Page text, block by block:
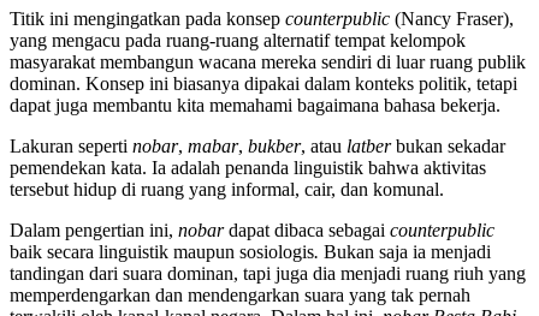
Titik ini mengingatkan pada konsep counterpublic (Nancy Fraser),
yang mengacu pada ruang-ruang alternatif tempat kelompok
masyarakat membangun wacana mereka sendiri di luar ruang publik
dominan. Konsep ini biasanya dipakai dalam konteks politik, tetapi
dapat juga membantu kita memahami bagaimana bahasa bekerja.
Lakuran seperti nobar, mabar, bukber, atau latberbukan sekadar
pemendekan kata. Ia adalah penanda linguistik bahwa aktivitas
tersebut hidup di ruang yang informal, cair, dan komunal.
Dalam pengertian ini, nobardapat dibaca sebagai counterpublic
baik secara linguistik maupun sosiologis. Bukan saja ia menjadi
tandingan dari suara dominan, tapi juga dia menjadi ruang riuh yang
memperdengarkan dan mendengarkan suara yang tak pernah